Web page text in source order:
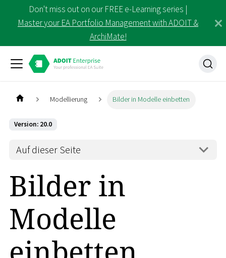
Don't miss out on our FREE e-Learning series |
Master your EA Portfolio Management with ADOIT &
ArchiMate!
Modellierung Bilder in Modelle einbetten
Version: 20.0
Auf dieser Seite
Bilder in
Modelle